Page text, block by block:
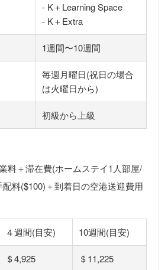
- K＋Learning Space
- K＋Extra
1週間〜10週間
毎週月曜日(祝日の場合
は火曜日から)
初級から上級
料＋滞在費(ホームステイ1人部屋/
料($100)＋到着日の空港送迎費用
４週間(目安) 10週間(目安)
＄4,925 ＄11,225